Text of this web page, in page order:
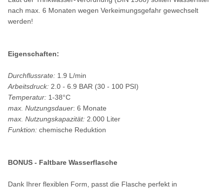
nach max. 6 Monaten wegen Verkeimungsgefahr gewechselt
werden!
Eigenschaften:
Durchflussrate: 1.9 L/min
Arbeitsdruck: 2.0 - 6.9 BAR (30 - 100 PSI)
Temperatur: 1-38°C
max. Nutzungsdauer: 6 Monate
max. Nutzungskapazität: 2.000 Liter
Funktion: chemische Reduktion
BONUS - Faltbare Wasserflasche
Dank Ihrer flexiblen Form, passt die Flasche perfekt in